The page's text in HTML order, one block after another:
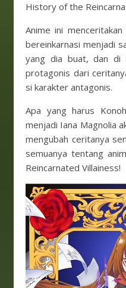
History of the
Anime ini
bereinkarnasi menjadi
yang dia buat, dan di
protagonis dari
si karakter antagonis.
Apa yang harus
menjadi Iana Magnolia
mengubah ceritanya
semuanya tentang
Reincarnated Villainess!